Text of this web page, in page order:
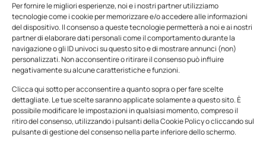
Per fornire le migliori esperienze, noi e i nostri partner utilizziamo
tecnologie come i cookie per memorizzare e/o accedere alle informazioni
del dispositivo. Il consenso a queste tecnologie permetterà a noi e ai nostri
partner di elaborare dati personali come il comportamento durante la
navigazione o gli ID univoci su questo sito e di mostrare annunci (non)
personalizzati. Non acconsentire o ritirare il consenso può influire
negativamente su alcune caratteristiche e funzioni.
Clicca qui sotto per acconsentire a quanto sopra o per fare scelte
dettagliate. Le tue scelte saranno applicate solamente a questo sito. È
possibile modificare le impostazioni in qualsiasi momento, compreso il
ritiro del consenso, utilizzando i pulsanti della Cookie Policy o cliccando sul
pulsante di gestione del consenso nella parte inferiore dello schermo.
n.5 - Giugno 2026 n.4 - Maggio 2026 n.3 - Aprile 2026
Edicola Web